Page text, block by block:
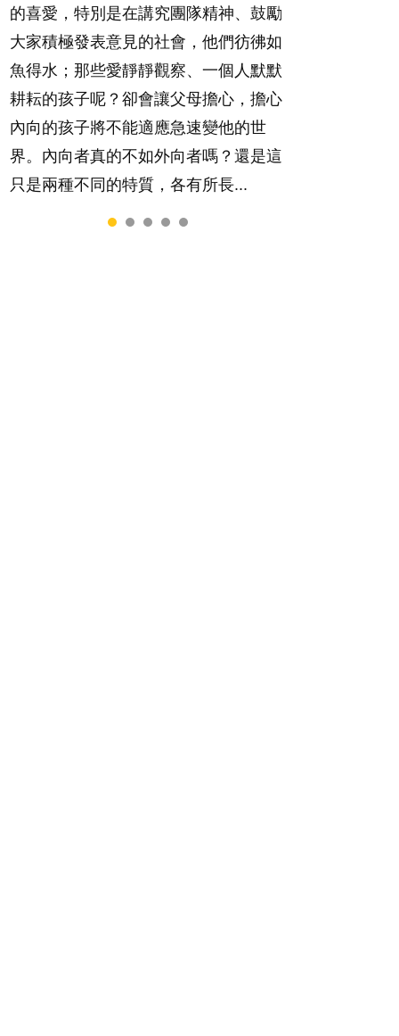
的喜愛，特別是在講究團隊精神、鼓勵
大家積極發表意見的社會，他們彷彿如
魚得水；那些愛靜靜觀察、一個人默默
耕耘的孩子呢？卻會讓父母擔心，擔心
內向的孩子將不能適應急速變他的世
界。內向者真的不如外向者嗎？還是這
只是兩種不同的特質，各有所長...
婚，就自然能走到白頭，但生了孩子卻
發現事情不如你所料？ 經營婚姻，不
如我們想像的簡單，卻也不是大家說得
那麼難。一起來認識婚姻的真相！...
卻說一時間太多語言，會令孩子感到混
淆，到底誰是誰非？聽聽專家怎樣說，
解開語言學習的迷思～...
孩子呱呱落地，心中都有數之不盡的問
題～這裡一次過集合我們以往製作過的
相關短片。 這段路讓我們跟你同行～...
女」，學業別太差，日常自理井井有
條。這樣的孩子是萬中無一，還是魚與
熊掌，不能兼得？...